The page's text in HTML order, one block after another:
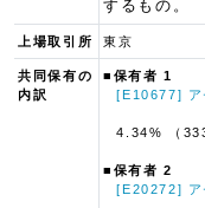
するもの。
上場取引所 東京
共同保有の
内訳
■保有者 1
[E10677] ア
4.34% （
■保有者 2
[E20272] ア